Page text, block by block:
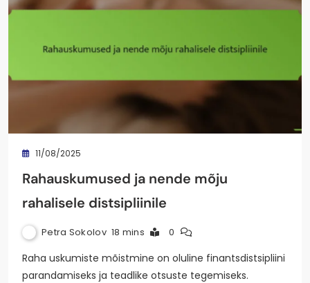
11/08/2025
Rahauskumused ja nende mõju
rahalisele distsipliinile
Petra Sokolov 18 mins 0
Raha uskumiste mõistmine on oluline finantsdistsipliini
parandamiseks ja teadlike otsuste tegemiseks.